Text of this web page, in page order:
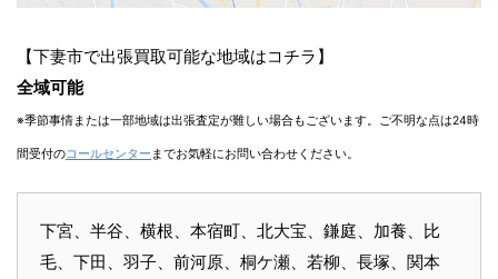
【下妻市で出張買取可能な地域はコチラ】
全域可能
※季節事情または一部地域は出張査定が難しい場合もございます。ご不明な点は24時
間受付のコールセンター までお気軽にお問い合わせください。
下宮、半谷、横根、本宿町、北大宝、鎌庭、加養、比
毛、下田、羽子、前河原、桐ケ瀬、若柳、長塚、関本